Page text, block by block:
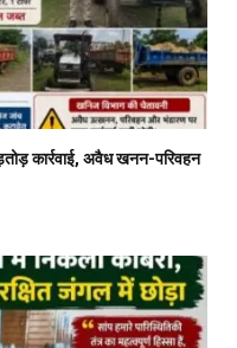
कार्रवाई, अवैध खनन-परिवहन